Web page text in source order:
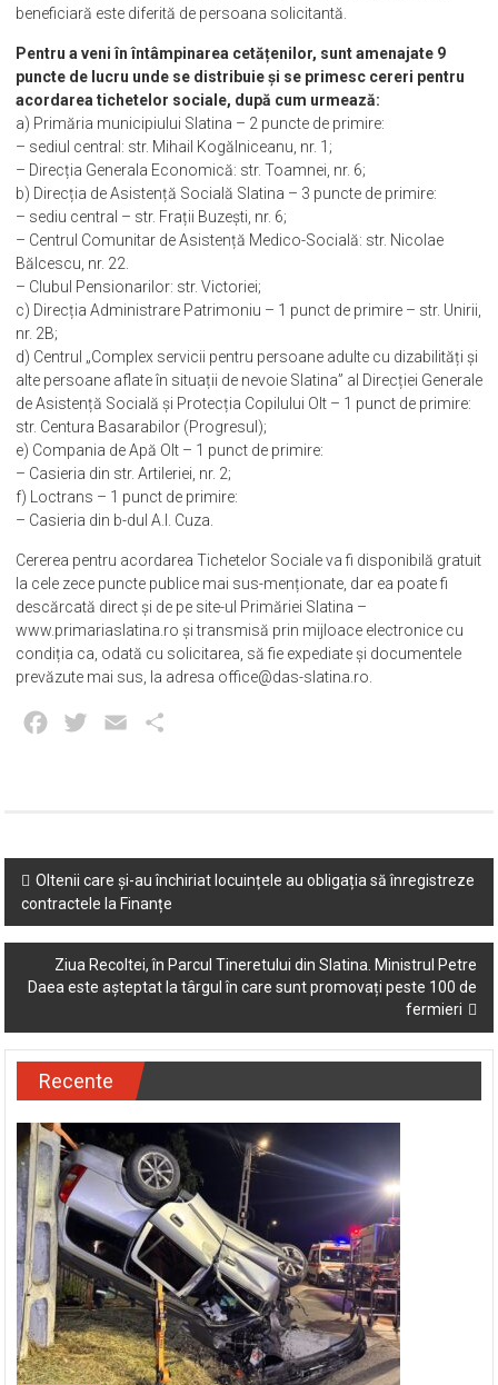
documente din care rezulta calitatea de reprezentant legal;
beneficiară este diferită de persoana solicitantă.
Pentru a veni în întâmpinarea cetățenilor, sunt amenajate 9
puncte de lucru unde se distribuie și se primesc cereri pentru
acordarea tichetelor sociale, după cum urmează:
a) Primăria municipiului Slatina – 2 puncte de primire:
– sediul central: str. Mihail Kogălniceanu, nr. 1;
– Direcția Generala Economică: str. Toamnei, nr. 6;
b) Direcția de Asistență Socială Slatina – 3 puncte de primire:
– sediu central – str. Frații Buzești, nr. 6;
– Centrul Comunitar de Asistență Medico-Socială: str. Nicolae
Bălcescu, nr. 22.
– Clubul Pensionarilor: str. Victoriei;
c) Direcția Administrare Patrimoniu – 1 punct de primire – str. Unirii,
nr. 2B;
d) Centrul „Complex servicii pentru persoane adulte cu dizabilități și
alte persoane aflate în situații de nevoie Slatina” al Direcției Generale
de Asistență Socială și Protecția Copilului Olt – 1 punct de primire:
str. Centura Basarabilor (Progresul);
e) Compania de Apă Olt – 1 punct de primire:
– Casieria din str. Artileriei, nr. 2;
– Casieria din b-dul A.I. Cuza.
Cererea pentru acordarea Tichetelor Sociale va fi disponibilă gratuit
la cele zece puncte publice mai sus-menționate, dar ea poate fi
descărcată direct și de pe site-ul Primăriei Slatina –
www.primariaslatina.ro și transmisă prin mijloace electronice cu
prevăzute mai sus, la adresa office@das-slatina.ro.
Post
navigation
Oltenii care și-au închiriat locuințele au obligația să înregistreze
Ziua Recoltei, în Parcul Tineretului din Slatina. Ministrul Petre
Daea este așteptat la târgul în care sunt promovați peste 100 de
fermieri
Recente